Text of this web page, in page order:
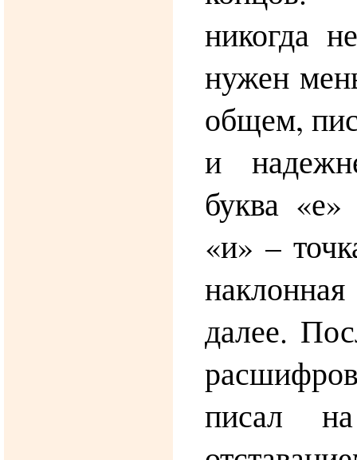
никогда
нужен
общем,
и
буква
«и» –
далее.
писал